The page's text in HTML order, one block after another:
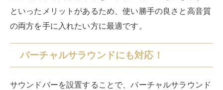
といったメリットがあるため、使い勝手の良さと高音質
の両方を手に入れたい方に最適です。
バーチャルサラウンドにも対応！
サウンドバーを設置することで、バーチャルサラウンド